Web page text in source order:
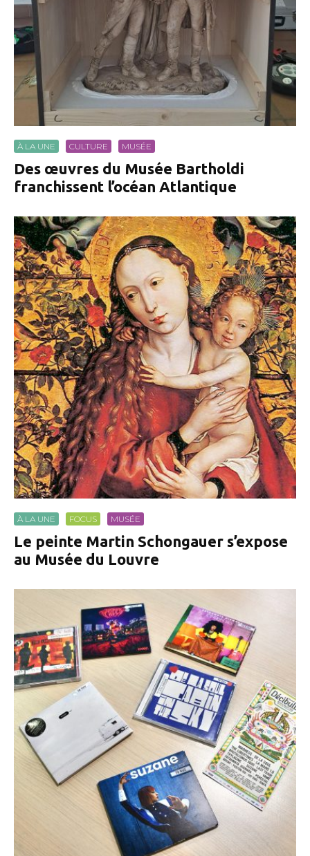
À LA UNE CULTURE MUSÉE
Des œuvres du Musée Bartholdi
franchissent l’océan Atlantique
À LA UNE FOCUS MUSÉE
Le peinte Martin Schongauer s’expose
au Musée du Louvre